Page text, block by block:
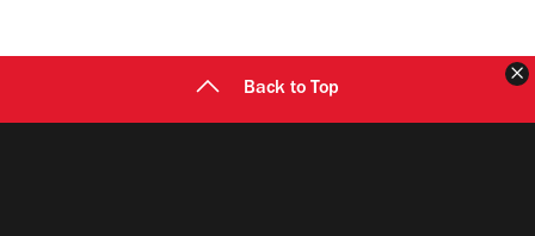
Back to Top